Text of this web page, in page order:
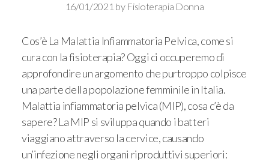
16/01/2021 by Fisioterapia Donna
Cos’è La Malattia Infiammatoria Pelvica, come si
cura con la fisioterapia? Oggi ci occuperemo di
approfondire un argomento che purtroppo colpisce
una parte della popolazione femminile in Italia.
Malattia infiammatoria pelvica (MIP), cosa c’è da
sapere? La MIP si sviluppa quando i batteri
viaggiano attraverso la cervice, causando
un’infezione negli organi riproduttivi superiori: